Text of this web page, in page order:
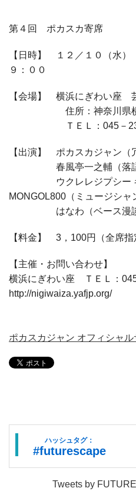
第４回 ポカスカ寄席
【日時】 １２／１０（水
９：００
【会場】 横浜にぎわい座
住所：神奈川県横浜
ＴＥＬ：045－231
【出演】 ポカスカジャン（
春風亭一之輔（落語
ウクレレジプシー キ
MONGOL800（ミュージシャ
はなわ（ベース漫談
【料金】 3，100円（全席指
【主催・お問い合わせ】
横浜にぎわい座 ＴＥＬ：
http://nigiwaiza.yafjp.org/
ポカスカジャン オフィシャル
ハッシュタグ：
#futurescape
Tweets by